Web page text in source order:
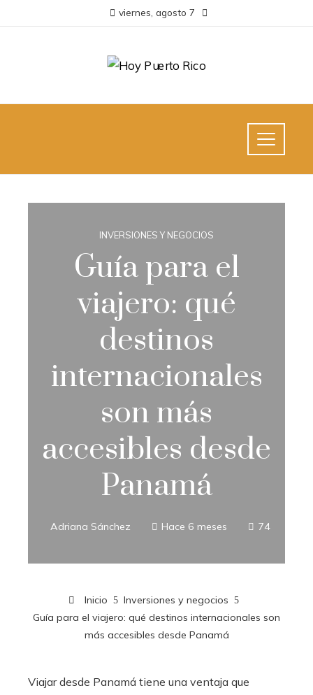
viernes, agosto 7
INVERSIONES Y NEGOCIOS
Guía para el
viajero: qué
destinos
internacionales
son más
accesibles desde
Panamá
Adriana Sánchez Hace 6 meses 74
Inicio
Inversiones y negocios
Guía para el viajero: qué destinos internacionales son
más accesibles desde Panamá
Viajar desde Panamá tiene una ventaja que